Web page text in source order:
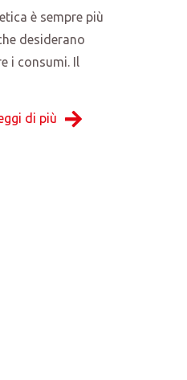
è sempre più
desiderano
i consumi. Il
di più